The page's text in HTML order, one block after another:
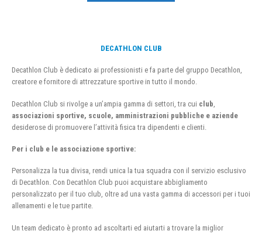
DECATHLON CLUB
Decathlon Club è dedicato ai professionisti e fa parte del gruppo Decathlon,
creatore e fornitore di attrezzature sportive in tutto il mondo.
Decathlon Club si rivolge a un’ampia gamma di settori, tra cui club
associazioni sportive, scuole, amministrazioni pubbliche e aziende
desiderose di promuovere l’attività fisica tra dipendenti e clienti.
Per i club e le associazione sportive:
Personalizza la tua divisa, rendi unica la tua squadra con il servizio esclusivo
di Decathlon. Con Decathlon Club puoi acquistare abbigliamento
personalizzato per il tuo club, oltre ad una vasta gamma di accessori per i tuoi
allenamenti e le tue partite.
Un team dedicato è pronto ad ascoltarti ed aiutarti a trovare la miglior